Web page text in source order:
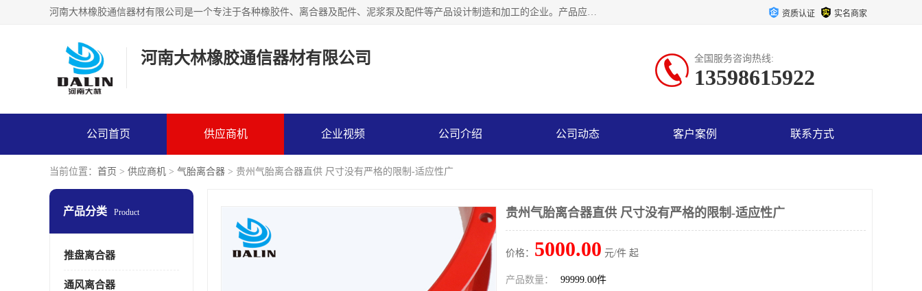
河南大林橡胶通信器材有限公司是一个专注于各种橡胶件、离合器及配件、泥浆泵及配件等产品设计制造和加工的企业。产品应用于矿山、冶金、石油、钢铁、化工、水泥、船舶、造纸、通用机械等各种大功率机械传动或制动装置。 资质认证 实名商家
河南大林橡胶通信器材有限公司 全国服务咨询热线:
13598615922
公司首页 供应商机 企业视频 公司介绍 公司动态 客户案例 联系方式
当前位置： 首页 > 供应商机 > 气胎离合器 > 贵州气胎离合器直供 尺寸没有严格的限制-适应性广
产品分类 Product
推盘离合器
通风离合器
贵州气胎离合器直供 尺寸没有严格的限制-适应性广
价格： 5000.00 元/件 起
产品数量： 99999.00件